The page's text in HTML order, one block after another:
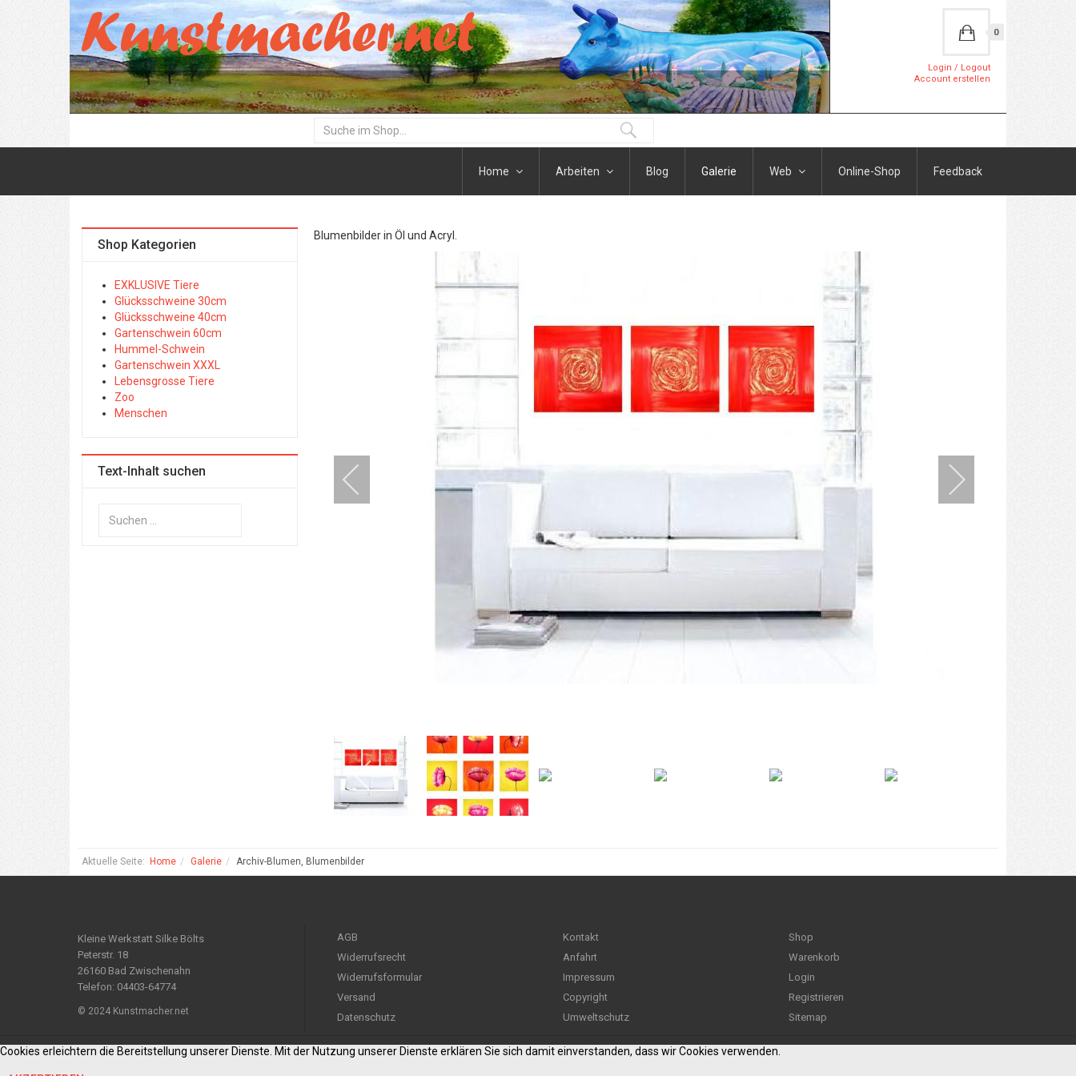
0
Login / Logout
Account erstellen
Home Arbeiten Blog Galerie Web Online-Shop Feedback
Blumenbilder in Öl und Acryl.
Shop Kategorien
EXKLUSIVE Tiere
Glücksschweine 30cm
Glücksschweine 40cm
Gartenschwein 60cm
Hummel-Schwein
Gartenschwein XXXL
Lebensgrosse Tiere
Zoo
Menschen
Text-Inhalt suchen
Aktuelle Seite: Home Galerie Archiv-Blumen, Blumenbilder
Kleine Werkstatt Silke Bölts
Peterstr. 18
26160 Bad Zwischenahn
Telefon: 04403-64774
© 2024 Kunstmacher.net
AGB
Widerrufsrecht
Widerrufsformular
Versand
Datenschutz
Kontakt
Anfahrt
Impressum
Copyright
Umweltschutz
Shop
Warenkorb
Login
Registrieren
Sitemap
Cookies erleichtern die Bereitstellung unserer Dienste. Mit der Nutzung unserer Dienste erklären Sie sich damit einverstanden, dass wir Cookies verwenden.